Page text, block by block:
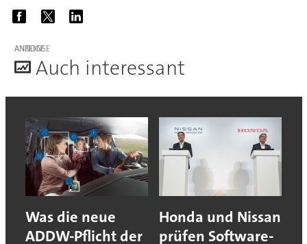
ANZEIGE
Auch interessant
Was die neue
ADDW-Pflicht der
Honda und Nissan
prüfen Software-